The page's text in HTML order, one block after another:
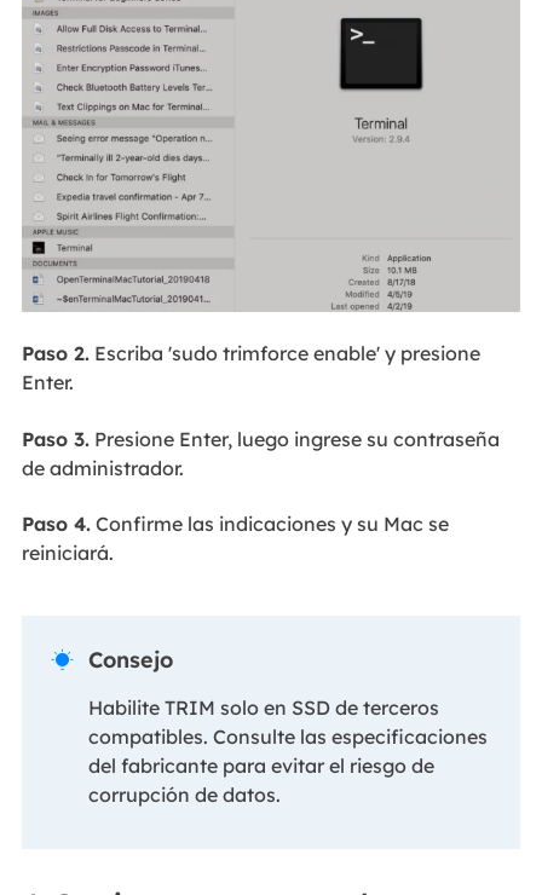
Paso 2.Escriba 'sudo trimforce enable' y presione
Enter.
Paso 3.Presione Enter, luego ingrese su contraseña
de administrador.
Paso 4.Confirme las indicaciones y su Mac se
reiniciará.
 Consejo
Habilite TRIM solo en SSD de terceros
compatibles. Consulte las especificaciones
del fabricante para evitar el riesgo de
corrupción de datos.